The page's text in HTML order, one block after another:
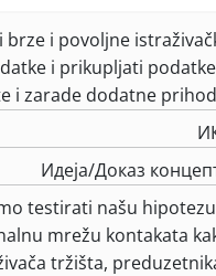
i povoljne
i prikupljati
i zarade dodatne
Идеја/Доказ
testirati našu
mrežu kontakata
tržišta,